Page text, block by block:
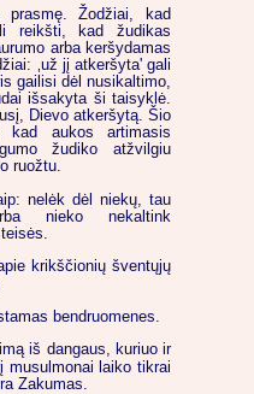
Žodžiai, kad
reikšti, kad žudikas
arba keršydamas
‚už jį atkeršyta' gali
gailisi dėl nusikaltimo,
išsakyta ši taisyklė.
Dievo atkeršytą. Šio
kad aukos artimasis
žudiko atžvilgiu
ruožtu.
nelėk dėl niekų, tau
nieko nekaltink
krikščionių šventųjų
bendruomenes.
iš dangaus, kuriuo ir
musulmonai laiko tikrai
Zakumas.